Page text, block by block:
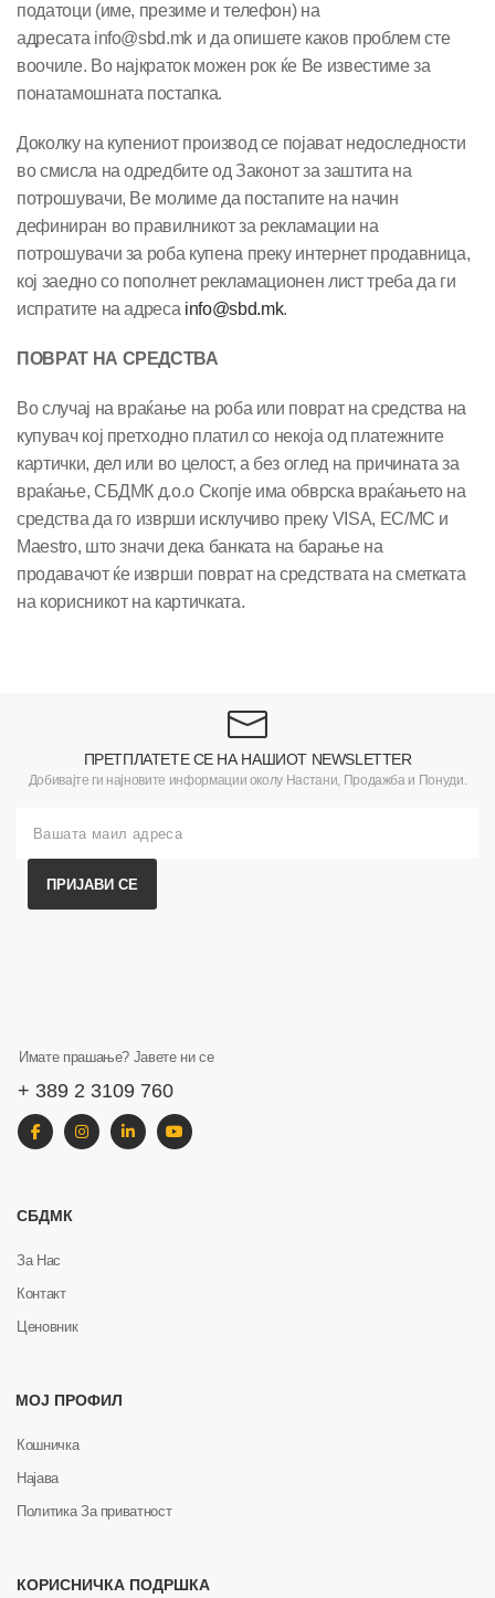
податоци (име, презиме и телефон) на
адресата info@sbd.mk и да опишете каков проблем сте
воочиле. Во најкраток можен рок ќе Ве известиме за
понатамошната постапка.
Доколку на купениот производ се појават недоследности
во смисла на одредбите од Законот за заштита на
потрошувачи, Ве молиме да постапите на начин
дефиниран во правилникот за рекламации на
потрошувачи за роба купена преку интернет продавница,
кој заедно со пополнет рекламационен лист треба да ги
испратите на адреса info@sbd.mk.
ПОВРАТ НА СРЕДСТВА
Во случај на враќање на роба или поврат на средства на
купувач кој претходно платил со некоја од платежните
картички, дел или во целост, а без оглед на причината за
враќање, СБДМК д.о.о Скопје има обврска враќањето на
средства да го изврши исклучиво преку VISA, EC/MC и
Maestro, што значи дека банката на барање на
продавачот ќе изврши поврат на средствата на сметката
на корисникот на картичката.
ПРЕТПЛАТЕТЕ СЕ НА НАШИОТ NEWSLETTER
Добивајте ги најновите информации околу Настани, Продажба и Понуди.
ПРИЈАВИ СЕ
Имате прашање? Јавете ни се
+ 389 2 3109 760
СБДМК
За Нас
Контакт
Ценовник
МОЈ ПРОФИЛ
Кошничка
Најава
Политика За приватност
КОРИСНИЧКА ПОДРШКА